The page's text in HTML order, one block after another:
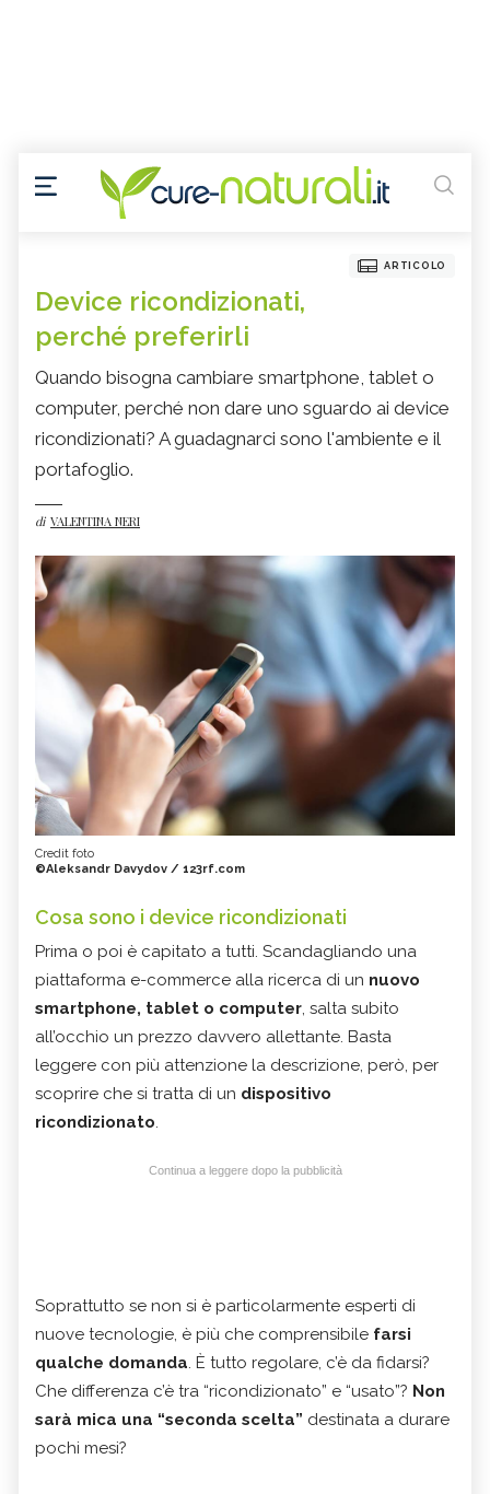
ARTICOLO
Device ricondizionati,
perché preferirli
Quando bisogna cambiare smartphone, tablet o
computer, perché non dare uno sguardo ai device
ricondizionati? A guadagnarci sono l'ambiente e il
portafoglio.
di VALENTINA NERI
Credit foto
©Aleksandr Davydov / 123rf.com
Cosa sono i device ricondizionati
Prima o poi è capitato a tutti. Scandagliando una
piattaforma e-commerce alla ricerca di un nuovo
smartphone, tablet o computer, salta subito
all’occhio un prezzo davvero allettante. Basta
leggere con più attenzione la descrizione, però, per
scoprire che si tratta di un dispositivo
ricondizionato.
Continua a leggere dopo la pubblicità
Soprattutto se non si è particolarmente esperti di
nuove tecnologie, è più che comprensibile farsi
qualche domanda. È tutto regolare, c’è da fidarsi?
Che differenza c’è tra “ricondizionato” e “usato”? Non
sarà mica una “seconda scelta” destinata a durare
pochi mesi?